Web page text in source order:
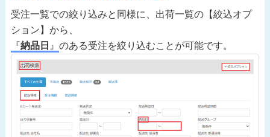
受注一覧での絞り込みと同様に、出荷一覧の【絞込オプ
ション】から、
『 納品日 』 のある受注を絞り込むことが可能です。